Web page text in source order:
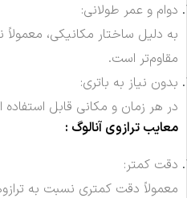
دوام و عمر طولانی:
به دلیل ساختار مکانیکی،
مقاوم‌تر است.
بدون نیاز به باتری:
در هر زمان و مکانی قابل
معایب ترازوی آنالوگ :
دقت کمتر:
معمولاً دقت کمتری نسبت به